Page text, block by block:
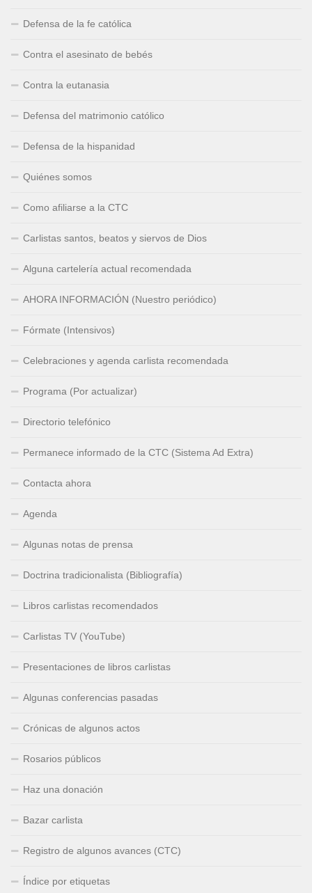
Defensa de la fe católica
Contra el asesinato de bebés
Contra la eutanasia
Defensa del matrimonio católico
Defensa de la hispanidad
Quiénes somos
Como afiliarse a la CTC
Carlistas santos, beatos y siervos de Dios
Alguna cartelería actual recomendada
AHORA INFORMACIÓN (Nuestro periódico)
Fórmate (Intensivos)
Celebraciones y agenda carlista recomendada
Programa (Por actualizar)
Directorio telefónico
Permanece informado de la CTC (Sistema Ad Extra)
Contacta ahora
Agenda
Algunas notas de prensa
Doctrina tradicionalista (Bibliografía)
Libros carlistas recomendados
Carlistas TV (YouTube)
Presentaciones de libros carlistas
Algunas conferencias pasadas
Crónicas de algunos actos
Rosarios públicos
Haz una donación
Bazar carlista
Registro de algunos avances (CTC)
Índice por etiquetas